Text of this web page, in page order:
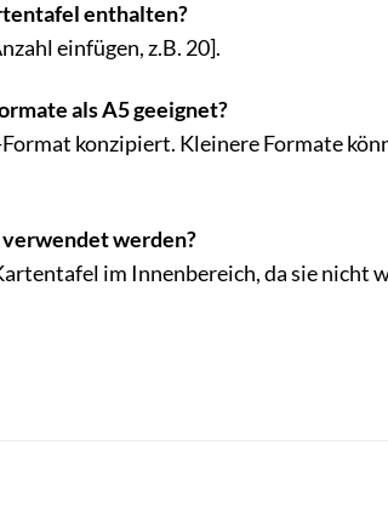
enthalten?
einfügen, z.B. 20].
als A5 geeignet?
konzipiert. Kleinere Formate
werden?
im Innenbereich, da sie nicht